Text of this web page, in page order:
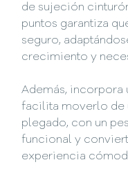
de sujeción
puntos garantiza
seguro,
crecimiento y
Además, incorpora
facilita moverlo de
plegado, con un
funcional y
experiencia